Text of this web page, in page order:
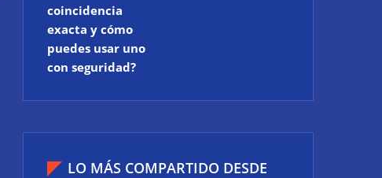
coincidencia
exacta y cómo
puedes usar uno
con seguridad?
LO MÁS COMPARTIDO DESDE